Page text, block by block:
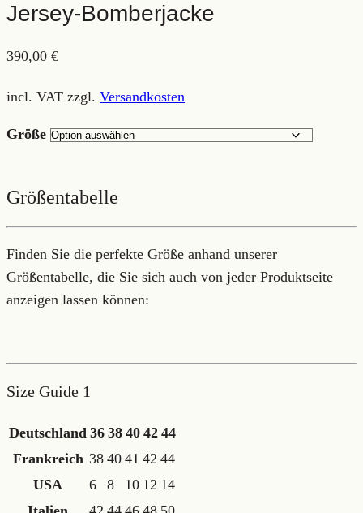
Jersey-Bomberjacke
390,00 €
incl. VAT zzgl. Versandkosten
Größe
Größentabelle
Finden Sie die perfekte Größe anhand unserer
Größentabelle, die Sie sich auch von jeder Produktseite
anzeigen lassen können:
Size Guide 1
Deutschland 36 38 40 42 44
Frankreich 38 40 41 42 44
USA
6 8 10 12 14